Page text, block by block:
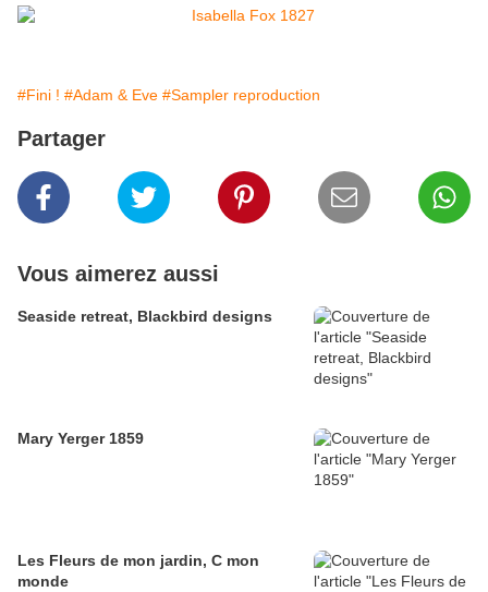
#Fini ! #Adam & Eve #Sampler reproduction
Partager
Vous aimerez aussi
Seaside retreat, Blackbird designs
Mary Yerger 1859
Les Fleurs de mon jardin, C mon
monde